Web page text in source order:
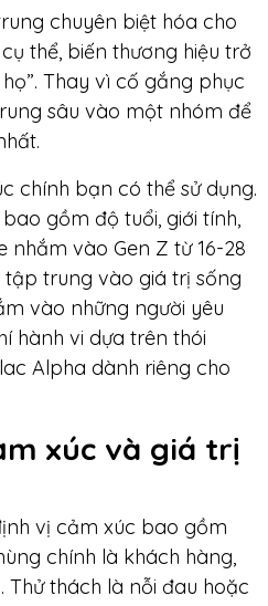
chuyên biệt hóa cho
thể, biến thương hiệu trở
Thay vì cố gắng phục
sâu vào một nhóm để
chính bạn có thể sử dụng.
gồm độ tuổi, giới tính,
nhắm vào Gen Z từ 16-28
tập trung vào giá trị sống
vào những người yêu
hành vi dựa trên thói
Alpha dành riêng cho
xúc và giá trị
vị cảm xúc bao gồm
chính là khách hàng,
Thử thách là nỗi đau hoặc